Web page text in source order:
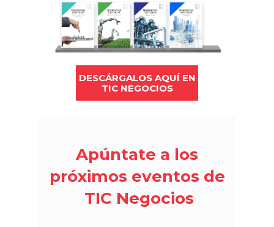
DESCÁRGALOS AQUÍ EN
TIC NEGOCIOS
Apúntate a los
próximos eventos de
TIC Negocios